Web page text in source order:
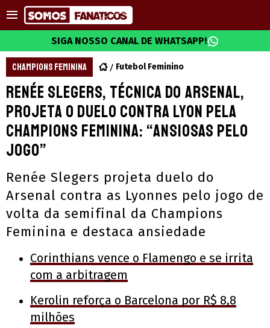
SIGA NOSSO CANAL DE WHATSAPP!
CHAMPIONS FEMININA Futebol Feminino
Renée Slegers, técnica do Arsenal,
projeta o duelo contra Lyon pela
Champions Feminina: “Ansiosas pelo
jogo”
Renée Slegers projeta duelo do
Arsenal contra as Lyonnes pelo jogo de
volta da semifinal da Champions
Feminina e destaca ansiedade
Corinthians vence o Flamengo e se irrita
com a arbitragem
Kerolin reforça o Barcelona por R$ 8,8
milhões